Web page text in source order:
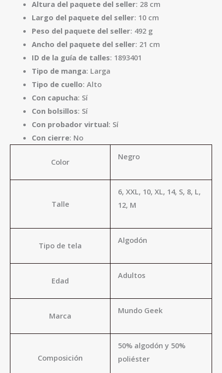
Altura del paquete del seller: 28 cm
Largo del paquete del seller: 10 cm
Peso del paquete del seller: 492 g
Ancho del paquete del seller: 21 cm
ID de la guía de talles: 1893401
Tipo de manga: Larga
Tipo de cuello: Alto
Con capucha: Sí
Con bolsillos: Sí
Con probador virtual: Sí
Con cierre: No
Color
Negro
Talle
6, XXL, 10, XL, 14, S, 8, L,
12, M
Tipo de tela
Algodón
Edad
Adultos
Marca
Mundo Geek
Composición
50% algodón y 50%
poliéster